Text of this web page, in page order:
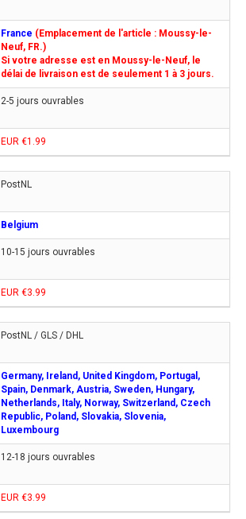
France (Emplacement de l'article : Moussy-le-
Neuf, FR.)
Si votre adresse est en Moussy-le-Neuf, le
délai de livraison est de seulement 1 à 3 jours.
2-5 jours ouvrables
EUR €1.99
PostNL
Belgium
10-15 jours ouvrables
EUR €3.99
PostNL / GLS / DHL
Germany, Ireland, United Kingdom, Portugal,
Spain, Denmark, Austria, Sweden, Hungary,
Netherlands, Italy, Norway, Switzerland, Czech
Republic, Poland, Slovakia, Slovenia,
Luxembourg
12-18 jours ouvrables
EUR €3.99